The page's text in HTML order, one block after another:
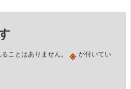
ことはありません。 ※が付いてい